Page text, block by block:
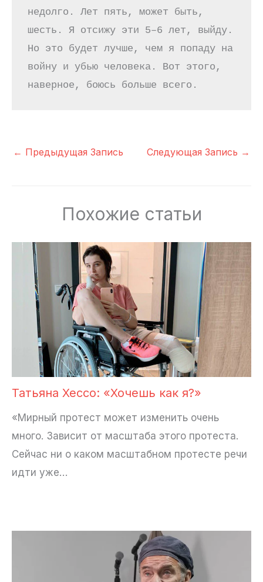
недолго. Лет пять, может быть,
шесть. Я отсижу эти 5–6 лет, выйду.
Но это будет лучше, чем я попаду на
войну и убью человека. Вот этого,
наверное, боюсь больше всего.
← Предыдущая Запись Следующая Запись →
Похожие статьи
Татьяна Хессо: «Хочешь как я?»
«Мирный протест может изменить очень
много. Зависит от масштаба этого протеста.
Сейчас ни о каком масштабном протесте речи
идти уже…